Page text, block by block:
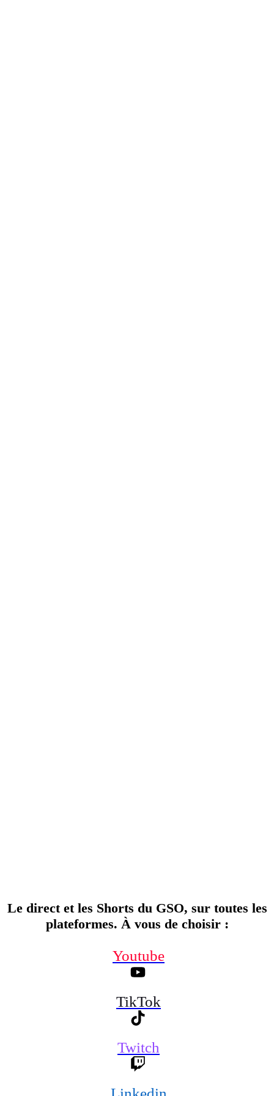
Le direct et les Shorts du GSO, sur toutes les
plateformes. À vous de choisir:
Youtube
TikTok
Twitch